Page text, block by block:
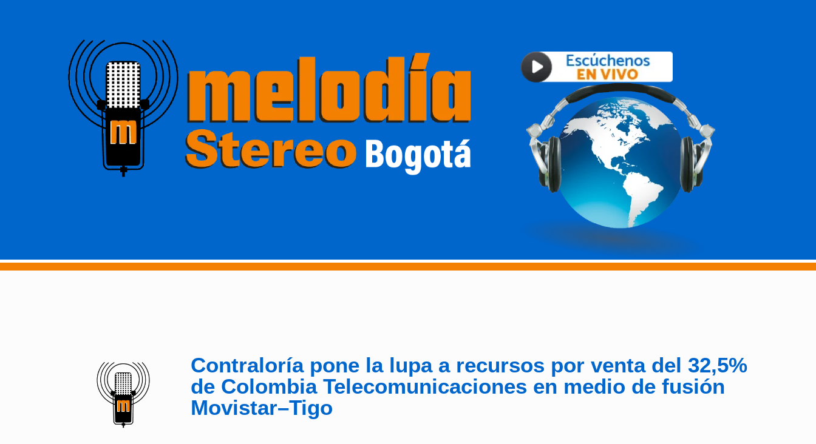
Contraloría pone la lupa a recursos por venta del 32,5%
de Colombia Telecomunicaciones en medio de fusión
Movistar–Tigo